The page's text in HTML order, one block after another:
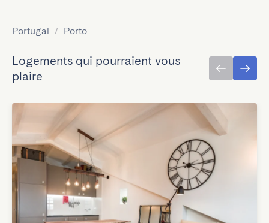
Portugal / Porto
Logements qui pourraient vous
plaire